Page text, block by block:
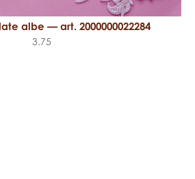
albe — art. 2000000022284
3.75